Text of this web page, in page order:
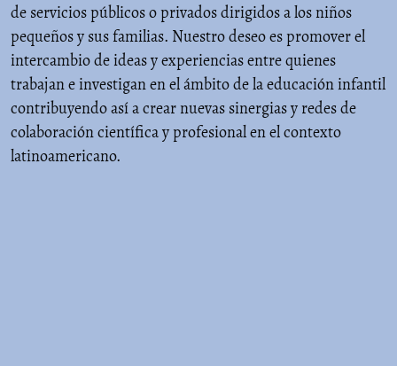
de servicios públicos o privados dirigidos a los niños
pequeños y sus familias. Nuestro deseo es promover el
intercambio de ideas y experiencias entre quienes
trabajan e investigan en el ámbito de la educación infantil
contribuyendo así a crear nuevas sinergias y redes de
colaboración científica y profesional en el contexto
latinoamericano.